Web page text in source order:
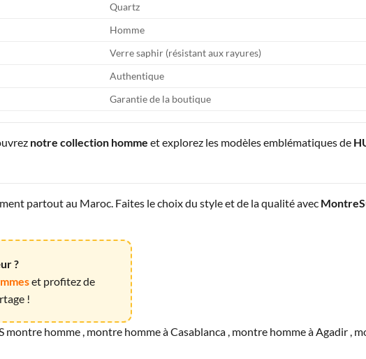
Quartz
Homme
Verre saphir (résistant aux rayures)
Authentique
Garantie de la boutique
notre collection homme et explorez les modèles emblématiques de
partout au Maroc. Faites le choix du style et de la qualité avec
?
et profitez de
!
homme , montre homme à Casablanca , montre homme à Agadir ,